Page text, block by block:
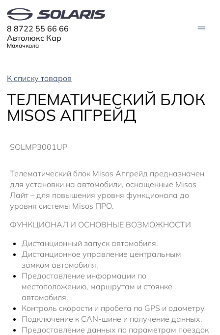
Автолюкс Кар
Махачкала
8 8722 55 66 66
МОДЕЛИ
Solaris HC
ЦИФРОВОЙ АВТОМОБИЛЬ
Трейд-ин
Корпоративным клиентам
Оригинальные аксессуары
Тест-драйв
Solaris Страхование
Плати частями
СЕРВИС
Запасные части
Запись на сервис
Гарантия
Руководства
О ДИЛЕРЕ
Контакты
Новости
К списку товаров
ТЕЛЕМАТИЧЕСКИЙ БЛОК
MISOS АПГРЕЙД
SOLMP3001UP
Телематический блок Misos Апгрейд предназначен
для установки на автомобили, оснащенные Misos
Лайт – для повышения уровня функционала до
уровня системы Misos ПРО.
ФУНКЦИОНАЛ И ОСНОВНЫЕ ВОЗМОЖНОСТИ
Дистанционный запуск автомобиля.
Дистанционное управление центральным
замком автомобиля.
Предоставление информации по
местоположению, маршрутам и стоянке
автомобиля.
Контроль скорости и пробега по GPS и одометру
Подключение к CAN-шине и получение данных.
Предоставление данных по параметрам поездок